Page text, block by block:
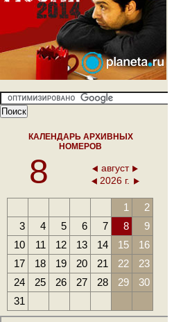
КАЛЕНДАРЬ АРХИВНЫХ
НОМЕРОВ
8
август
2026 г.
1
2
3
4 5 6 7 8
9
10
11 12 13 14 15
16
17
18 19 20 21 22
23
24
25 26 27 28 29
30
31